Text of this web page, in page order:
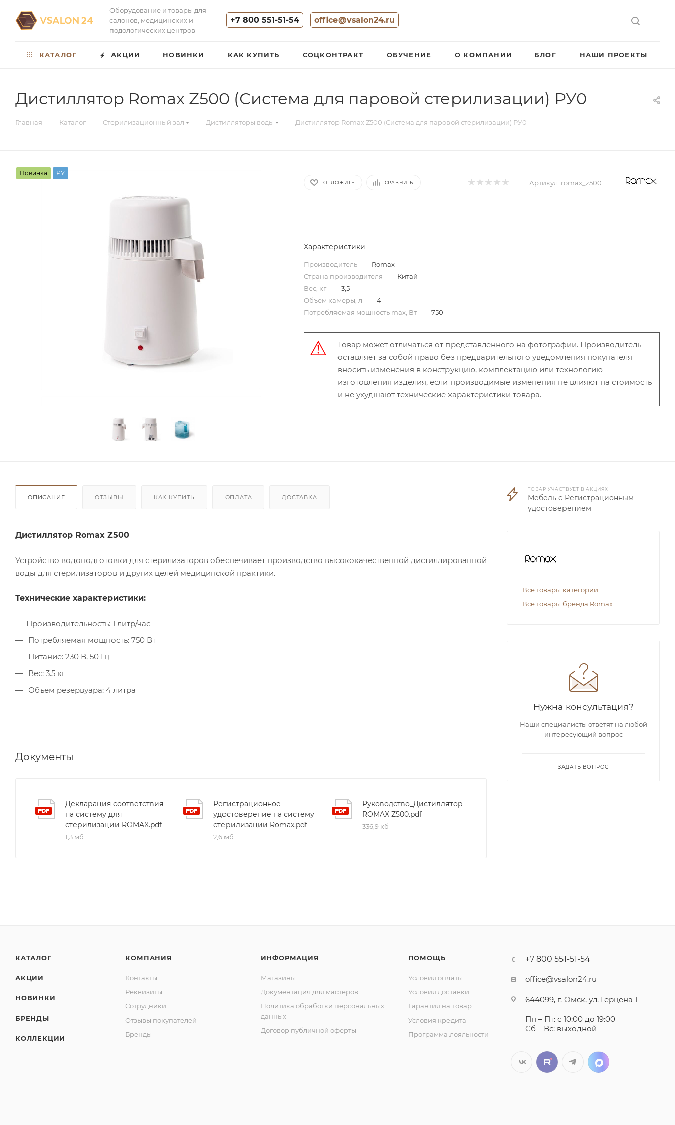
Оборудование и товары для
салонов, медицинских и
подологических центров
+7 800 551-51-54 office@vsalon24.ru
КАТАЛОГ АКЦИИ НОВИНКИ КАК КУПИТЬ СОЦКОНТРАКТ ОБУЧЕНИЕ О КОМПАНИИ БЛОГ НАШИ ПРОЕКТЫ
Дистиллятор Romax Z500 (Система для паровой стерилизации) РУ0
Главная — Каталог — Стерилизационный зал — Дистилляторы воды — Дистиллятор Romax Z500 (Система для паровой стерилизации) РУ0
Новинка РУ
ОТЛОЖИТЬ СРАВНИТЬ Артикул: romax_z500
Характеристики
Производитель — Romax
Страна производителя — Китай
Вес, кг — 3,5
Объем камеры, л — 4
Потребляемая мощность max, Вт — 750
Товар может отличаться от представленного на фотографии. Производитель
оставляет за собой право без предварительного уведомления покупателя
вносить изменения в конструкцию, комплектацию или технологию
изготовления изделия, если производимые изменения не влияют на стоимость
и не ухудшают технические характеристики товара.
ОПИСАНИЕ ОТЗЫВЫ КАК КУПИТЬ ОПЛАТА ДОСТАВКА
Дистиллятор Romax Z500
Устройство водоподготовки для стерилизаторов обеспечивает производство высококачественной дистиллированной
воды для стерилизаторов и других целей медицинской практики.
Технические характеристики:
Производительность: 1 литр/час
Потребляемая мощность: 750 Вт
Питание: 230 В, 50 Гц
Вес: 3.5 кг
Объем резервуара: 4 литра
Документы
Декларация соответствия
на систему для
стерилизации ROMAX.pdf
1,3 мб
Регистрационное
удостоверение на систему
стерилизации Romax.pdf
2,6 мб
Руководство_Дистиллятор
ROMAX Z500.pdf
336,9 кб
ТОВАР УЧАСТВУЕТ В АКЦИЯХ
Мебель с Регистрационным
удостоверением
Все товары категории
Все товары бренда Romax
Нужна консультация?
Наши специалисты ответят на любой
интересующий вопрос
ЗАДАТЬ ВОПРОС
КАТАЛОГ
АКЦИИ
НОВИНКИ
БРЕНДЫ
КОЛЛЕКЦИИ
КОМПАНИЯ
Контакты
Реквизиты
Сотрудники
Отзывы покупателей
Бренды
ИНФОРМАЦИЯ
Магазины
Документация для мастеров
Политика обработки персональных
данных
Договор публичной оферты
ПОМОЩЬ
Условия оплаты
Условия доставки
Гарантия на товар
Условия кредита
Программа лояльности
+7 800 551-51-54
office@vsalon24.ru
644099, г. Омск, ул. Герцена 1
Пн – Пт: с 10:00 до 19:00
Сб – Вс: выходной